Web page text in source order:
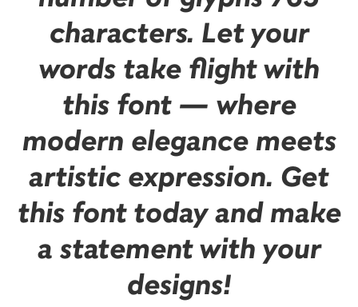
characters. Let your
words take flight with
this font — where
modern elegance meets
artistic expression. Get
this font today and make
a statement with your
designs!